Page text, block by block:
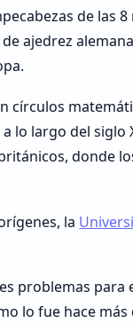
de las
ajedrez
círculos
lo largo del siglo
donde
la
problemas
lo fue hace más